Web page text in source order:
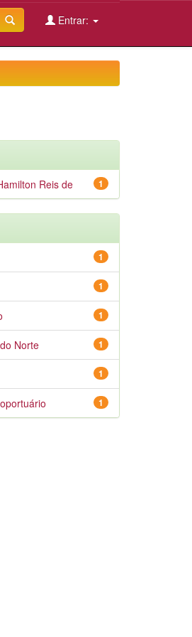
Entrar:
1
Reis de
1
1
1
1
Norte
1
1